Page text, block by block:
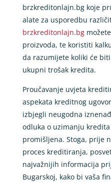
brzkreditonlajn.bg koje
alate za usporedbu
brzkreditonlajn.bg
proizvoda, te koristiti
da razumijete koliki će
ukupni trošak kredita.
Proučavanje uvjeta
aspekata kreditnog
izbjegli neugodna
odluka o uzimanju
promišljena. Stoga, prije
proces kreditiranja,
najvažnijih informacija
Bugarskoj, kako bi vaša